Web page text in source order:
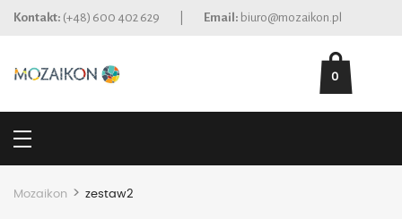
Kontakt: (+48) 600 402 629 Email: biuro@mozaikon.pl
0
Mozaikon > zestaw2